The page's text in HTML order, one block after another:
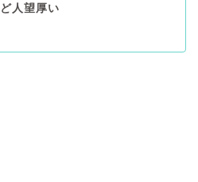
ど人望厚い